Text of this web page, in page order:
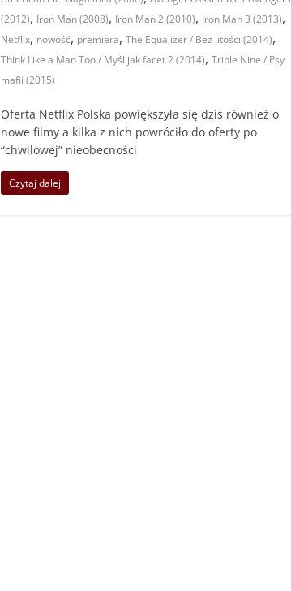
(2012), Iron Man (2008), Iron Man 2 (2010), Iron Man 3 (2013),
Netflix, nowość, premiera,The Equalizer / Bez litości (2014),
Think Like a Man Too / Myśl jak facet 2 (2014),Triple Nine / Psy
mafii (2015)
Oferta Netflix Polska powiększyła się dziś również o
nowe filmy a kilka z nich powróciło do oferty po
“chwilowej” nieobecności
Czytaj dalej